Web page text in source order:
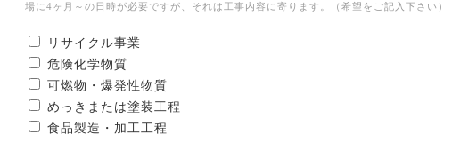
場に4ヶ月～の日時が必要ですが、それは工事内容に寄ります。（希望をご記入下さい）
リサイクル事業
危険化学物質
可燃物・爆発性物質
めっきまたは塗装工程
食品製造・加工工程